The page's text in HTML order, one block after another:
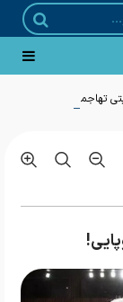
تهاجمی نزاجا